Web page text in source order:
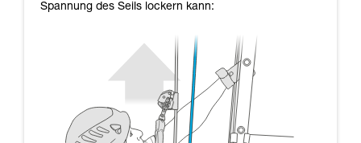
Spannung des Seils lockern kann: